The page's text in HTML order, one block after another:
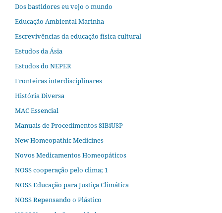
Dos bastidores eu vejo o mundo
Educação Ambiental Marinha
Escrevivências da educação física cultural
Estudos da Ásia​
Estudos do NEPER
Fronteiras interdisciplinares
História Diversa
MAC Essencial
Manuais de Procedimentos SIBiUSP
New Homeopathic Medicines
Novos Medicamentos Homeopáticos
NOSS cooperação pelo clima; 1
NOSS Educação para Justiça Climática
NOSS Repensando o Plástico